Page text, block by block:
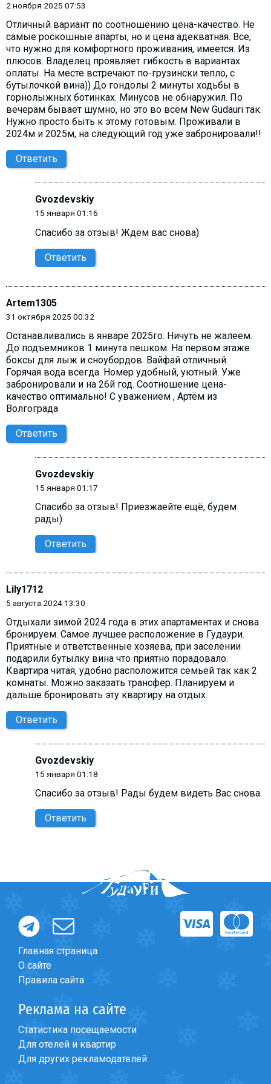
2 ноября 2025 07:53
Отличный вариант по соотношению цена-качество. Не
самые роскошные апарты, но и цена адекватная. Все,
что нужно для комфортного проживания, имеется. Из
плюсов. Владелец проявляет гибкость в вариантах
оплаты. На месте встречают по-грузински тепло, с
бутылочкой вина)) До гондолы 2 минуты ходьбы в
горнолыжных ботинках. Минусов не обнаружил. По
вечерам бывает шумно, но это во всем New Gudauri так.
Нужно просто быть к этому готовым. Проживали в
2024м и 2025м, на следующий год уже забронировали!!
Ответить
Gvozdevskiy
15 января 01:16
Спасибо за отзыв! Ждем вас снова)
Ответить
Artem1305
31 октября 2025 00:32
Останавливались в январе 2025го. Ничуть не жалеем.
До подъемников 1 минута пешком. На первом этаже
боксы для лыж и сноубордов. Вайфай отличный.
Горячая вода всегда. Номер удобный, уютный. Уже
забронировали и на 26й год. Соотношение цена-
качество оптимально! С уважением , Артём из
Волгограда
Ответить
Gvozdevskiy
15 января 01:17
Спасибо за отзыв! Приезжаейте ещё, будем
рады)
Ответить
Lily1712
5 августа 2024 13:30
Отдыхали зимой 2024 года в этих апартаментах и снова
бронируем. Самое лучшее расположение в Гудаури.
Приятные и ответственные хозяева, при заселении
подарили бутылку вина что приятно порадовало.
Квартира читая, удобно расположится семьей так как 2
комнаты. Можно заказать трансфер. Планируем и
дальше бронировать эту квартиру на отдых.
Ответить
Gvozdevskiy
15 января 01:18
Спасибо за отзыв! Рады будем видеть Вас снова.
Ответить
Главная страница
О сайте
Правила сайта
Реклама на сайте
Статистика посещаемости
Для отелей и квартир
Для других рекламодателей